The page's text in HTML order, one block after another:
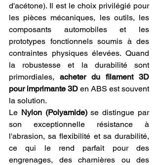
d'acétone). Il est le choix privilégié pour
les pièces mécaniques, les outils, les
composants automobiles et les
prototypes fonctionnels soumis à des
contraintes physiques élevées. Quand
la robustesse et la durabilité sont
primordiales, acheter du filament 3D
pour imprimante 3D en ABS est souvent
la solution.
Le Nylon (Polyamide) se distingue par
son exceptionnelle résistance à
l'abrasion, sa flexibilité et sa durabilité,
ce qui le rend parfait pour des
engrenages, des charnières ou des